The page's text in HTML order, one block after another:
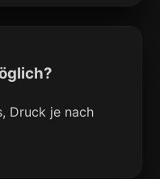
Druck je nach